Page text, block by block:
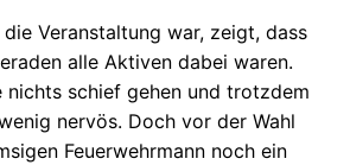
Veranstaltung war, zeigt, dass
alle Aktiven dabei waren.
nichts schief gehen und trotzdem
nervös. Doch vor der Wahl
Feuerwehrmann noch ein